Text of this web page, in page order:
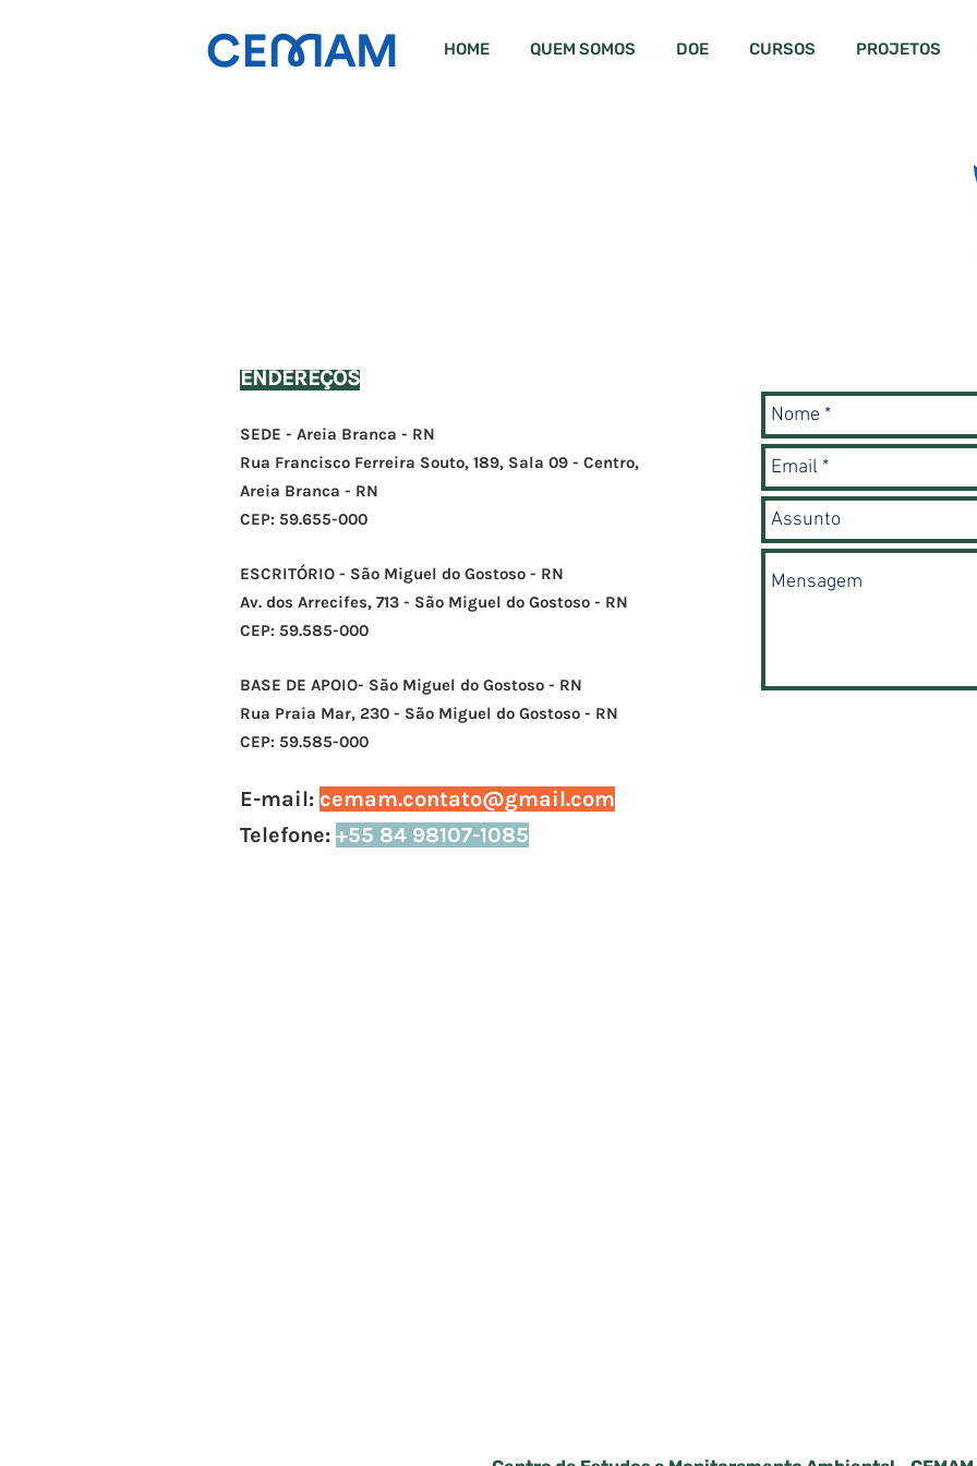
HOME QUEM SOMOS DOE CURSOS PROJETOS
ENDEREÇOS
SEDE - Areia Branca - RN
Rua Francisco Ferreira Souto, 189, Sala 09 - Centro,
Areia Branca - RN
CEP: 59.655-000
ESCRITÓRIO - ​ São Miguel do Gostoso - RN
Av. dos Arrecifes, 713 - São Miguel do Gostoso - RN
CEP: 59.585-000
BASE DE APOIO- São Miguel do Gostoso - RN
Rua Praia Mar, 230 - São Miguel do Gostoso - RN
CEP: 59.585-000
E-mail: cemam.contato@gmail.com
Telefone: +55 84 98107-1085